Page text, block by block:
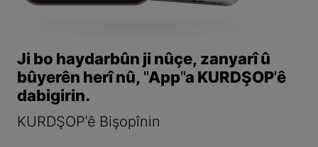
Ji bo haydarbûn ji nûçe, zanyarî û
bûyerên herî nû, "App"a KURDŞOP'ê
dabigirin.
KURDŞOP'ê Bişopînin